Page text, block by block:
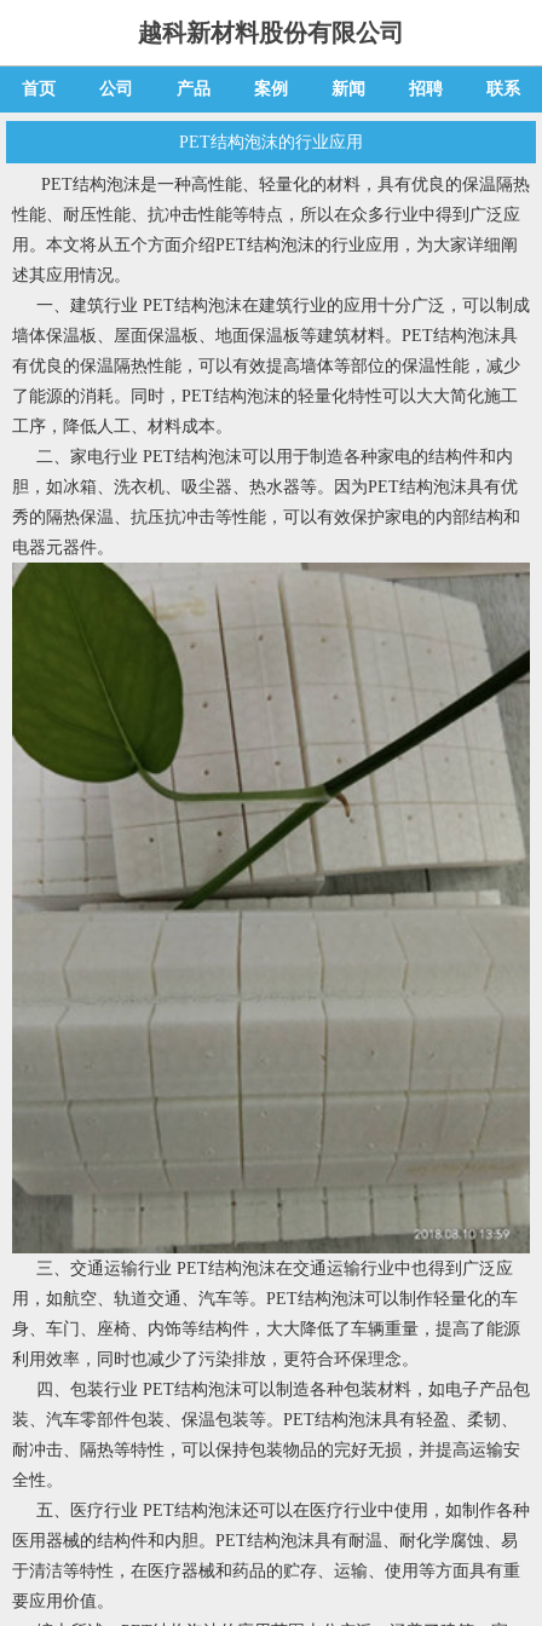
越科新材料股份有限公司
首页 公司 产品 案例 新闻 招聘 联系
PET结构泡沫的行业应用
PET结构泡沫是一种高性能、轻量化的材料，具有优良的保温隔热
性能、耐压性能、抗冲击性能等特点，所以在众多行业中得到广泛应
用。本文将从五个方面介绍PET结构泡沫的行业应用，为大家详细阐
述其应用情况。
一、建筑行业 PET结构泡沫在建筑行业的应用十分广泛，可以制成
墙体保温板、屋面保温板、地面保温板等建筑材料。PET结构泡沫具
有优良的保温隔热性能，可以有效提高墙体等部位的保温性能，减少
了能源的消耗。同时，PET结构泡沫的轻量化特性可以大大简化施工
工序，降低人工、材料成本。
二、家电行业 PET结构泡沫可以用于制造各种家电的结构件和内
胆，如冰箱、洗衣机、吸尘器、热水器等。因为PET结构泡沫具有优
秀的隔热保温、抗压抗冲击等性能，可以有效保护家电的内部结构和
电器元器件。
三、交通运输行业 PET结构泡沫在交通运输行业中也得到广泛应
用，如航空、轨道交通、汽车等。PET结构泡沫可以制作轻量化的车
身、车门、座椅、内饰等结构件，大大降低了车辆重量，提高了能源
利用效率，同时也减少了污染排放，更符合环保理念。
四、包装行业 PET结构泡沫可以制造各种包装材料，如电子产品包
装、汽车零部件包装、保温包装等。PET结构泡沫具有轻盈、柔韧、
耐冲击、隔热等特性，可以保持包装物品的完好无损，并提高运输安
全性。
五、医疗行业 PET结构泡沫还可以在医疗行业中使用，如制作各种
医用器械的结构件和内胆。PET结构泡沫具有耐温、耐化学腐蚀、易
于清洁等特性，在医疗器械和药品的贮存、运输、使用等方面具有重
要应用价值。